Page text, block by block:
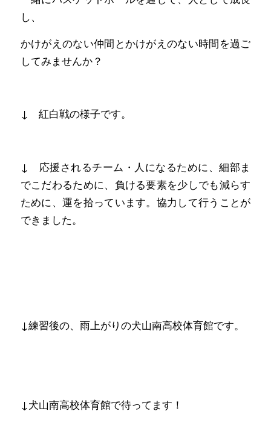
し、
かけがえのない仲間とかけがえのない時間を過ご
してみませんか？
↓ 紅白戦の様子です。
↓ 応援されるチーム・人になるために、細部ま
でこだわるために、負ける要素を少しでも減らす
ために、運を拾っています。協力して行うことが
できました。
↓練習後の、雨上がりの犬山南高校体育館です。
↓犬山南高校体育館で待ってます！